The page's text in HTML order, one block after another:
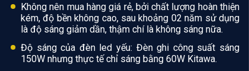
Không nên mua hàng giá rẻ, bởi chất lượng hoàn thiện
kém, độ bền không cao, sau khoảng 02 năm sử dụng
là độ sáng giảm dần, thậm chí là không sáng nữa.
Độ sáng của đèn led yếu: Đèn ghi công suất sáng
150W nhưng thực tế chỉ sáng bằng 60W Kitawa.